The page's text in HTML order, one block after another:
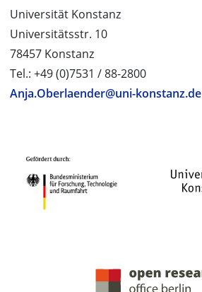
Universität Konstanz
Universitätsstr. 10
78457 Konstanz
Tel.: +49 (0)7531 / 88-2800
Anja.Oberlaender@uni-konstanz.de